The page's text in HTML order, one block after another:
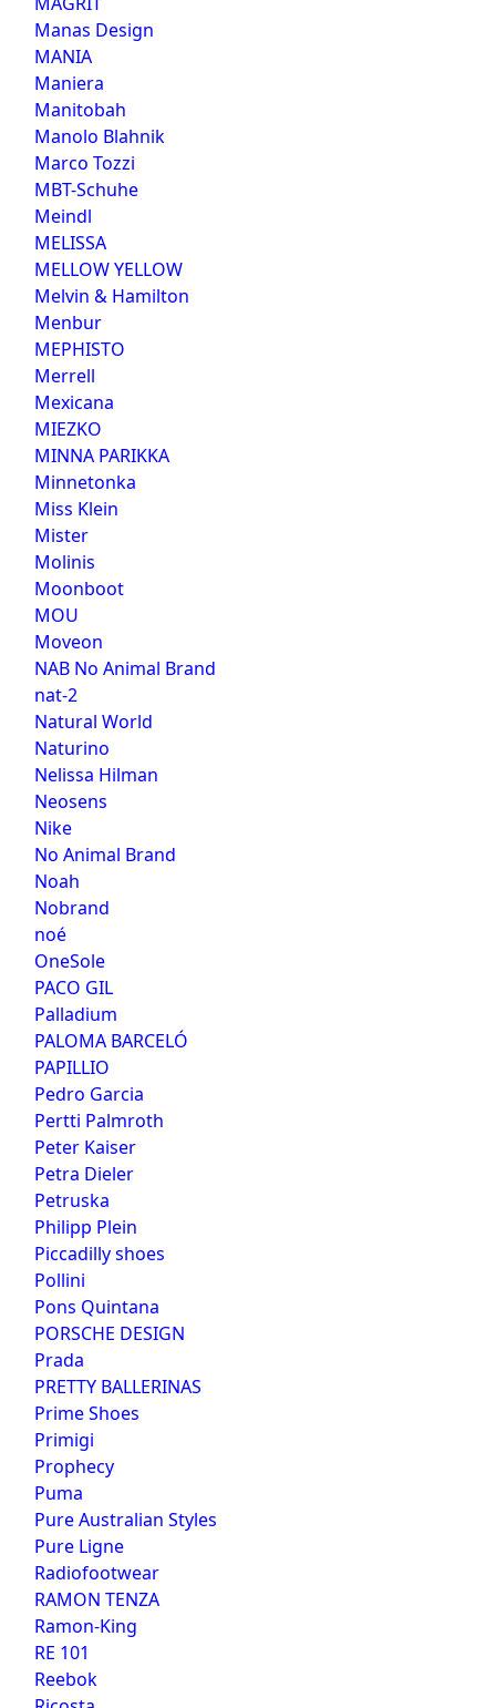
Manas Design
MANIA
Maniera
Manitobah
Manolo Blahnik
Marco Tozzi
MBT-Schuhe
Meindl
MELISSA
MELLOW YELLOW
Melvin & Hamilton
Menbur
MEPHISTO
Merrell
Mexicana
MIEZKO
MINNA PARIKKA
Minnetonka
Miss Klein
Mister
Molinis
Moonboot
MOU
Moveon
NAB No Animal Brand
nat-2
Natural World
Naturino
Nelissa Hilman
Neosens
Nike
No Animal Brand
Noah
Nobrand
noé
OneSole
PACO GIL
Palladium
PALOMA BARCELÓ
PAPILLIO
Pedro Garcia
Pertti Palmroth
Peter Kaiser
Petra Dieler
Petruska
Philipp Plein
Piccadilly shoes
Pollini
Pons Quintana
PORSCHE DESIGN
Prada
PRETTY BALLERINAS
Prime Shoes
Primigi
Prophecy
Puma
Pure Australian Styles
Pure Ligne
Radiofootwear
RAMON TENZA
Ramon-King
RE 101
Reebok